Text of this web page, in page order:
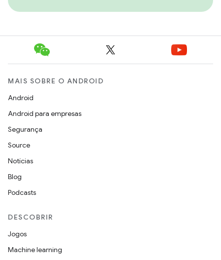
MAIS SOBRE O ANDROID
Android
Android para empresas
Segurança
Source
Notícias
Blog
Podcasts
DESCOBRIR
Jogos
Machine learning